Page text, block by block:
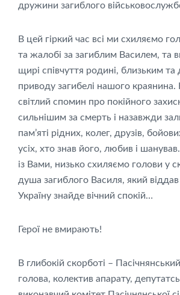
дружини загиблого
В цей гіркий час всі ми схиляємо
та жалобі за загиблим Василем, та
щирі співчуття родині, близьким та
приводу загибелі нашого
світлий спомин про покійного
сильнішим за смерть і назавжди
пам’яті рідних, колег, друзів,
усіх, хто знав його, любив і
із Вами, низько схиляємо голови у
душа загиблого Василя, який
Україну знайде вічний спокій…
Герої не вмирають!
В глибокій скорботі –
голова, колектив апарату,